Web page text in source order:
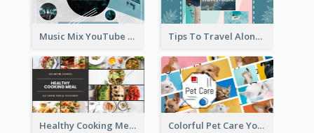
Music Mix YouTube Thumbnail Tips To Travel Alone YouTube Thumbnail
Healthy Cooking Meal YouTube Thumbnail Colorful Pet Care YouTube Thumbnail